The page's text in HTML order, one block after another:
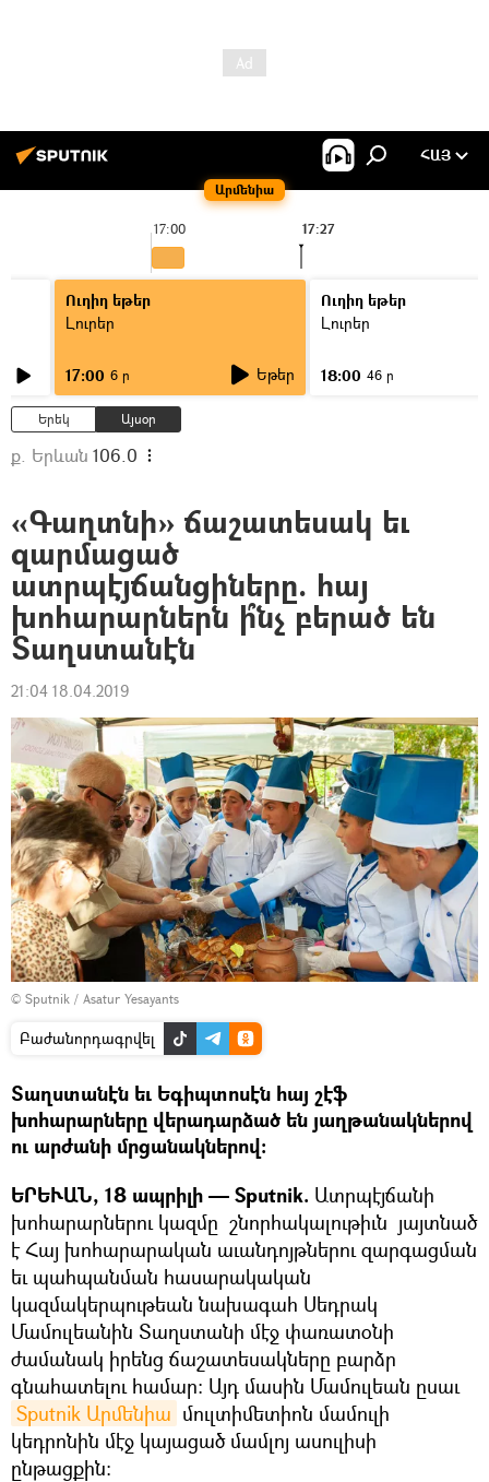
Արմենիա
ՀԱՅ
17:00 17:27
Ուղիղ եթեր
Լուրեր
17:00 6 ր Եթեր
Ուղիղ եթեր
Լուրեր
18:00 46 ր
Երեկ Այսօր
ք. Երևան 106.0
«Գաղտնի» ճաշատեսակ եւ
զարմացած
ատրպէյճանցիները. հայ
խոհարարներն ի՞նչ բերած են
Տաղստանէն
21:04 18.04.2019
© Sputnik / Asatur Yesayants
Բաժանորդագրվել
Տաղստանէն եւ Եգիպտոսէն հայ շէֆ
խոհարարները վերադարձած են յաղթանակներով
ու արժանի մրցանակներով:
ԵՐԵՒԱՆ, 18 ապրիլի — Sputnik. Ատրպէյճանի
խոհարարներու կազմը շնորհակալութիւն յայտնած
է Հայ խոհարարական աւանդոյթներու զարգացման
եւ պահպանման հասարակական
կազմակերպութեան նախագահ Սեդրակ
Մամուլեանին Տաղստանի մէջ փառատօնի
ժամանակ իրենց ճաշատեսակները բարձր
գնահատելու համար: Այդ մասին Մամուլեան ըսաւ
Sputnik Արմենիա մուլտիմետիոն մամուլի
կեդրոնին մէջ կայացած մամլոյ ասուլիսի
ընթացքին: